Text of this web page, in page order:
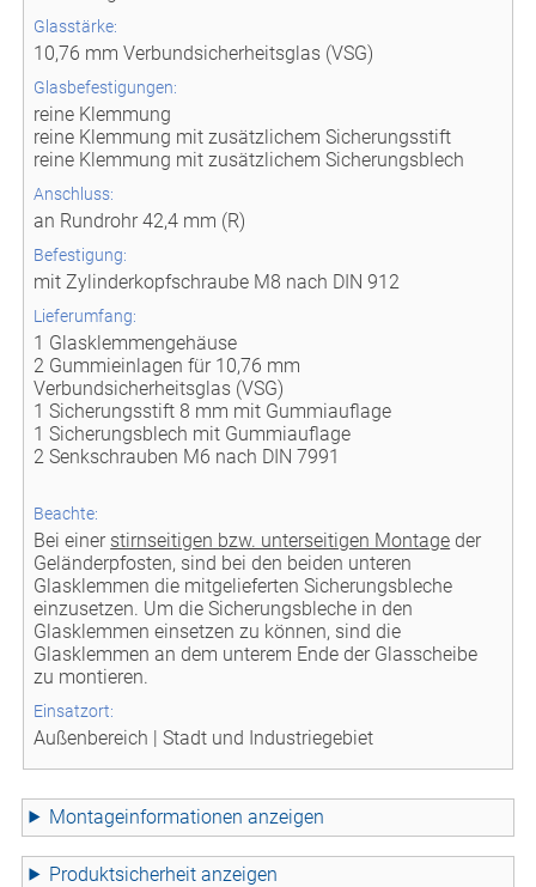
Glasstärke:
10,76 mm Verbundsicherheitsglas (VSG)
Glasbefestigungen:
reine Klemmung
reine Klemmung mit zusätzlichem Sicherungsstift
reine Klemmung mit zusätzlichem Sicherungsblech
Anschluss:
an Rundrohr 42,4 mm (R)
Befestigung:
mit Zylinderkopfschraube M8 nach DIN 912
Lieferumfang:
1 Glasklemmengehäuse
2 Gummieinlagen für 10,76 mm
Verbundsicherheitsglas (VSG)
1 Sicherungsstift 8 mm mit Gummiauflage
1 Sicherungsblech mit Gummiauflage
2 Senkschrauben M6 nach DIN 7991
Beachte:
Bei einer stirnseitigen bzw. unterseitigen Montage der
Geländerpfosten, sind bei den beiden unteren
Glasklemmen die mitgelieferten Sicherungsbleche
einzusetzen. Um die Sicherungsbleche in den
Glasklemmen einsetzen zu können, sind die
Glasklemmen an dem unterem Ende der Glasscheibe
zu montieren.
Einsatzort:
Außenbereich | Stadt und Industriegebiet
Montageinformationen
Produktsicherheit